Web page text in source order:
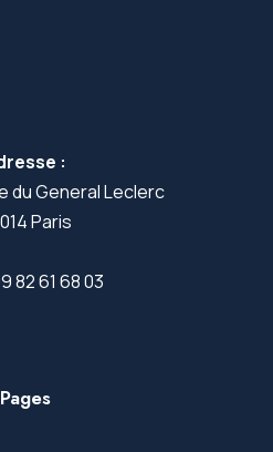
:
du General Leclerc
Paris
82 61 68 03
Pages